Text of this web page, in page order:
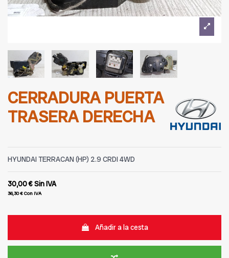
CERRADURA PUERTA
TRASERA DERECHA
HYUNDAI TERRACAN (HP) 2.9 CRDI 4WD
30,00 €Sin IVA
36,30 €Con IVA
Añadir a la cesta